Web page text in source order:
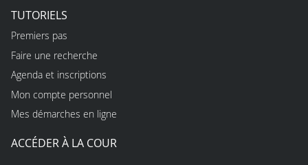
TUTORIELS
Premiers pas
Faire une recherche
Agenda et inscriptions
Mon compte personnel
Mes démarches en ligne
ACCÉDER À LA COUR